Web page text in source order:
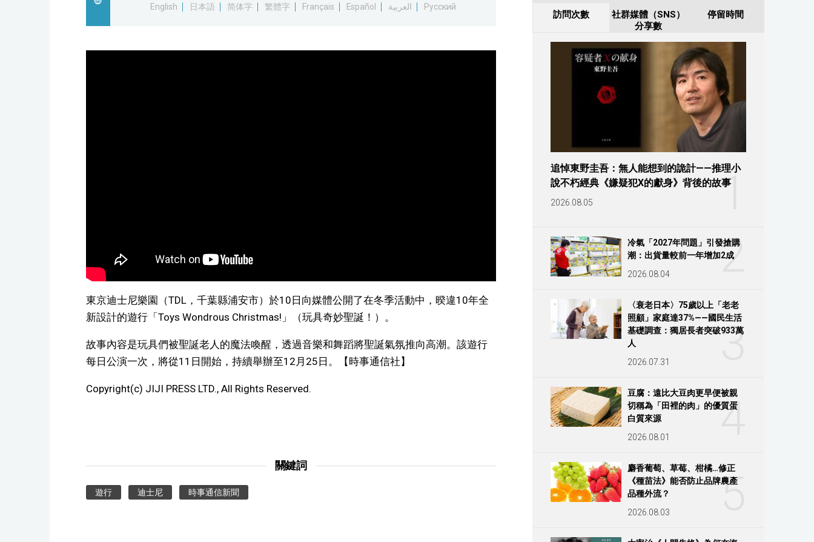
English
日本語 简体字 繁體字 Français Español العربية Русский
東京迪士尼樂園（TDL，千葉縣浦安市）於10日向媒體公開了在冬季活動中，暌違10年全
新設計的遊行「Toys Wondrous Christmas!」（玩具奇妙聖誕！）。
故事內容是玩具們被聖誕老人的魔法喚醒，透過音樂和舞蹈將聖誕氣氛推向高潮。該遊行
每日公演一次，將從11日開始，持續舉辦至12月25日。【時事通信社】
Copyright(c) JIJI PRESS LTD., All Rights Reserved.
關鍵詞
遊行 迪士尼 時事通信新聞
訪問次數
社群媒體（SNS）
分享數
停留時間
1
追悼東野圭吾：無人能想到的詭計——推理小
說不朽經典《嫌疑犯X的獻身》背後的故事
2026.08.05
2
冷氣「2027年問題」引發搶購
潮：出貨量較前一年增加2成
2026.08.04
3
〈衰老日本〉75歲以上「老老
照顧」家庭達37%——國民生活
基礎調查：獨居長者突破933萬
人
2026.07.31
4
豆腐：遠比大豆肉更早便被親
切稱為「田裡的肉」的優質蛋
白質來源
2026.08.01
5
麝香葡萄、草莓、柑橘…修正
《種苗法》能否防止品牌農產
品種外流？
2026.08.03